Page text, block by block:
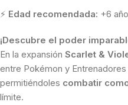
⚡ Edad recomendada: +6
¡Descubre el poder
En la expansión Scarlet &
entre Pokémon y
permitiéndoles combatir
límite.